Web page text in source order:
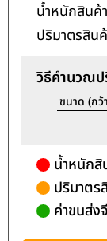
น้ำหนักสินค้า
ปริมาตรสิน
วิธีคำนวณป
ขนาด (กว้
น้ำหนักสิ
ปริมาตร
ค่าขนส่ง